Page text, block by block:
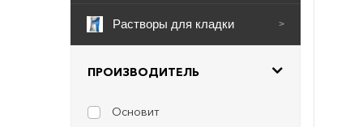
Растворы для кладки >
ПРОИЗВОДИТЕЛЬ
Основит